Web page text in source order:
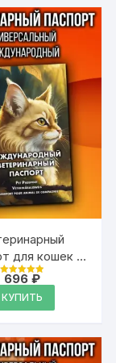
для кошек и
собак
Оценка
из 5
696 ₽
КУПИТЬ